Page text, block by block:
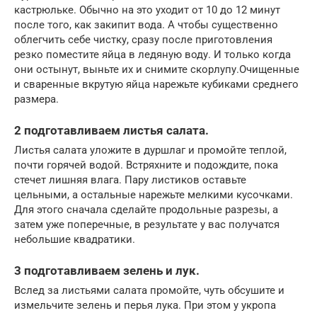
кастрюльке. Обычно на это уходит от 10 до 12 минут
после того, как закипит вода. А чтобы существенно
облегчить себе чистку, сразу после приготовления
резко поместите яйца в ледяную воду. И только когда
они остынут, выньте их и снимите скорлупу.Очищенные
и сваренные вкрутую яйца нарежьте кубиками среднего
размера.
2 подготавливаем листья салата.
Листья салата уложите в дуршлаг и промойте теплой,
почти горячей водой. Встряхните и подождите, пока
стечет лишняя влага. Пару листиков оставьте
цельными, а остальные нарежьте мелкими кусочками.
Для этого сначала сделайте продольные разрезы, а
затем уже поперечные, в результате у вас получатся
небольшие квадратики.
3 подготавливаем зелень и лук.
Вслед за листьями салата промойте, чуть обсушите и
измельчите зелень и перья лука. При этом у укропа